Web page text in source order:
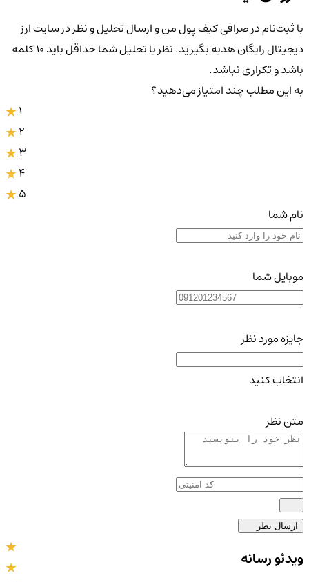
با ثبت‌نام در صرافی کیف پول من و ارسال تحلیل و نظر در سایت ارز
دیجیتال رایگان هدیه بگیرید. نظر یا تحلیل شما حداقل باید ۱۰ کلمه
باشد و تکراری نباشد.
به این مطلب چند امتیاز می‌دهید؟
3
4
5
نام شما
موبایل شما
جایزه مورد نظر
انتخاب کنید
متن نظر
ارسال نظر
ویدئو رسانه